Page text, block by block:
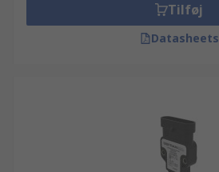
Tilføj
Datasheets